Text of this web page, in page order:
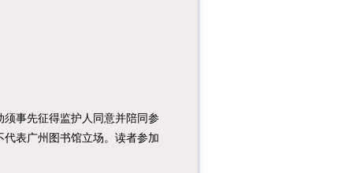
事先征得监护人同意并陪同参
表广州图书馆立场。读者参加